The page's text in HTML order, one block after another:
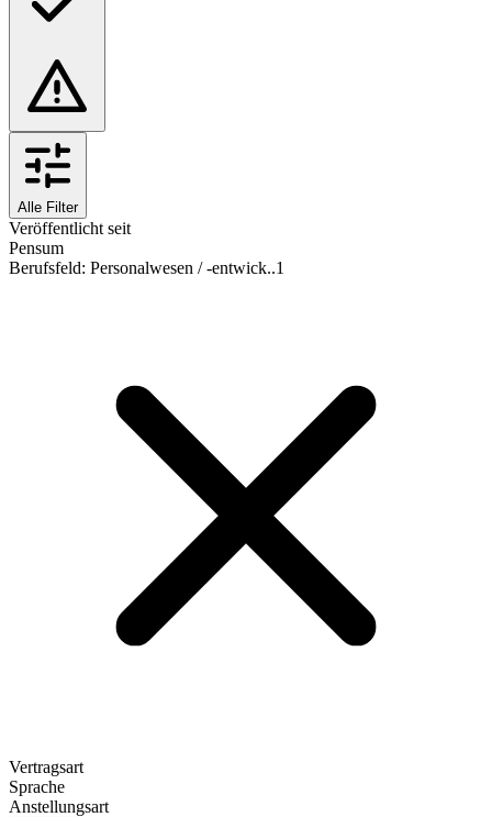
Alle Filter
Veröffentlicht seit
Pensum
Berufsfeld: Personalwesen / -entwick..1
Vertragsart
Sprache
Anstellungsart